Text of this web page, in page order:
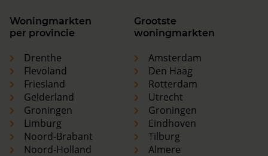
Woningmarkten
per provincie
Drenthe
Flevoland
Friesland
Gelderland
Groningen
Limburg
Noord-Brabant
Noord-Holland
Grootste
woningmarkten
Amsterdam
Den Haag
Rotterdam
Utrecht
Groningen
Eindhoven
Tilburg
Almere